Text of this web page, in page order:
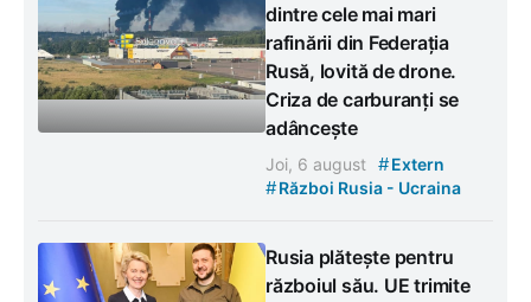
dintre cele mai mari
rafinării din Federația
Rusă, lovită de drone.
Criza de carburanți se
adâncește
Joi, 6 august #Extern
#Război Rusia - Ucraina
Rusia plătește pentru
războiul său. UE trimite